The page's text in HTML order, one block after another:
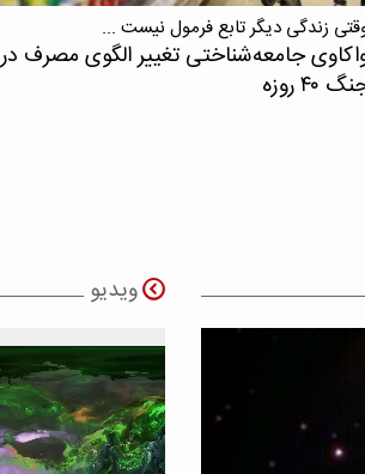
زندگی دیگر تابع فرمول نیست ...
جامعه‌شناختی تغییر الگوی مصرف در
۴۰ روزه
ویدیو